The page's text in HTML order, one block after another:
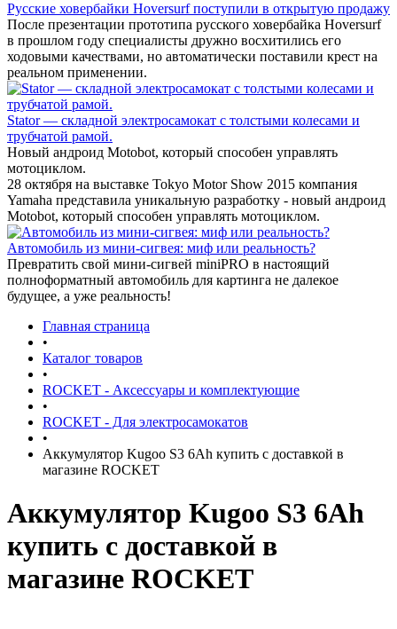
Русские ховербайки Hoversurf поступили в открытую продажу
После презентации прототипа русского ховербайка Hoversurf
в прошлом году специалисты дружно восхитились его
ходовыми качествами, но автоматически поставили крест на
реальном применении.
Stator — складной электросамокат с толстыми колесами и
трубчатой рамой.
Новый андроид Motobot, который способен управлять
мотоциклом.
28 октября на выставке Tokyo Motor Show 2015 компания
Yamaha представила уникальную разработку - новый андроид
Motobot, который способен управлять мотоциклом.
Автомобиль из мини-сигвея: миф или реальность?
Превратить свой мини-сигвей miniPRO в настоящий
полноформатный автомобиль для картинга не далекое
будущее, а уже реальность!
Главная страница
•
Каталог товаров
•
ROCKET - Аксессуары и комплектующие
•
ROCKET - Для электросамокатов
•
Аккумулятор Kugoo S3 6Ah купить с доставкой в
магазине ROCKET
Аккумулятор Kugoo S3 6Ah
купить с доставкой в
магазине ROCKET